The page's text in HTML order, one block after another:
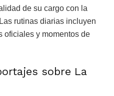
de su cargo con la
rutinas diarias incluyen
oficiales y momentos de
sobre La